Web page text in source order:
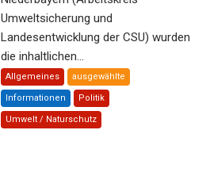
Umweltsicherung und
Landesentwicklung der CSU) wurden
die inhaltlichen...
Allgemeines ausgewählte
Informationen Politik
Umwelt / Naturschutz